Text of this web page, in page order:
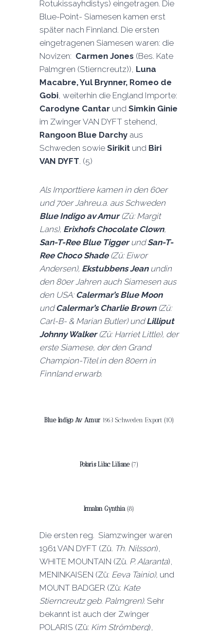
Rotukissayhdistys) eingetragen. Die
Blue-Point- Siamesen kamen erst
später nach Finnland. Die ersten
eingetragenen Siamesen waren: die
Novizen: Carmen Jones (Bes. Kate
Palmgren (Stierncreutz)), Luna
Macabre, Yul Brynner, Romeo de
Gobi, weiterhin die England Importe:
Carodyne Cantarund Simkin Ginie
im Zwinger VAN DYFT stehend,
Rangoon Blue Darchyaus
Schweden sowie Sirikitund Biri
VAN DYFT. (5)
Als Importtiere kamen in den 60er
und 70er Jahreu.a. aus Schweden
Blue Indigo av Amur(Zü: Margit
Lans), Erixhofs Chocolate Clown,
San-T-Ree Blue Tigger undSan-T-
Ree Choco Shade(Zü: Eiwor
Andersen), Ekstubbens Jean undin
den 80er Jahren auch Siamesen aus
den USA: Calermar’s Blue Moon
und Calermar’s Charlie Brown(Zü:
Carl-B- & Marian Butler) undLilliput
Johnny Walker(Zü: Harriet Little), der
erste Siamese, der den Grand
Champion-Titel in den 80ern in
Finnland erwarb.
Blue Indigo Av Amur1963 Schweden Export (10)
Polaris Lilac Liliane (7)
Irmalan Gynthia (8)
Die ersten reg. Siamzwinger waren
1961 VAN DYFT (Zü. Th. Nilsson),
WHITE MOUNTAIN (Zü. P. Alaranta),
MENINKAISEN (Zü: Eeva Tainio), und
MOUNT BADGER (Zü: Kate
Stierncreutz geb. Palmgren). Sehr
bekannt ist auch der Zwinger
POLARIS (Zü: Kim Strömberg),